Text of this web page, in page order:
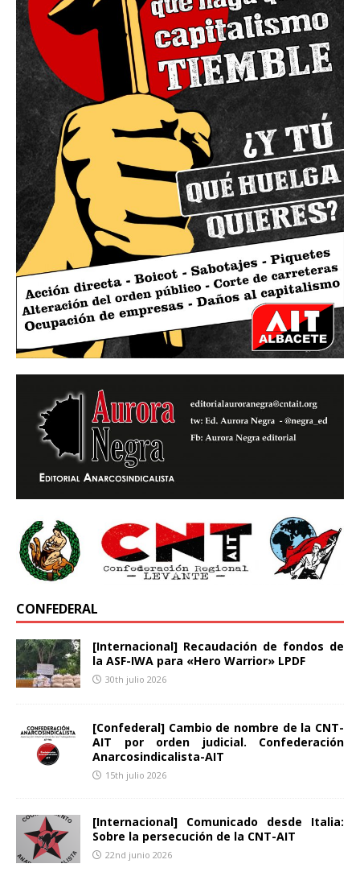
CONFEDERAL
[Internacional] Recaudación de fondos de
la ASF-IWA para «Hero Warrior» LPDF
30th julio 2026
[Confederal] Cambio de nombre de la CNT-
AIT por orden judicial. Confederación
Anarcosindicalista-AIT
15th julio 2026
[Internacional] Comunicado desde Italia:
Sobre la persecución de la CNT-AIT
22nd junio 2026